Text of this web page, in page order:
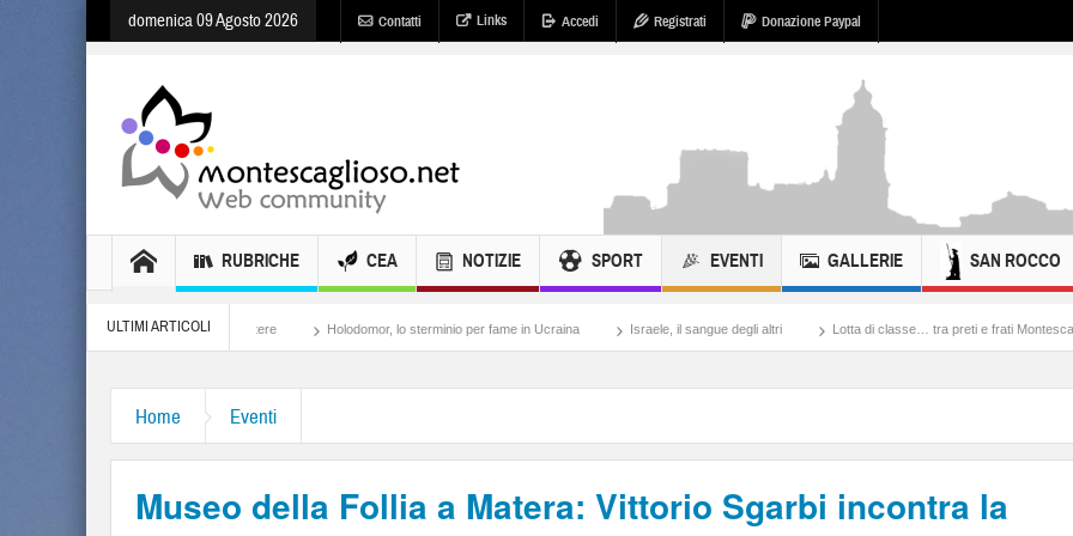
domenica 09 Agosto 2026 Contatti Links Accedi Registrati Donazione Paypal
RUBRICHE CEA NOTIZIE SPORT EVENTI GALLERIE SAN ROCCO
ULTIMI ARTICOLI
Meloni, il lamento al potere Holodomor, lo sterminio per fame in Ucraina Israele, il sangue degli altri Lotta di classe… tra preti e frati Montescaglioso
Home Eventi
Museo della Follia a Matera: Vittorio Sgarbi incontra la